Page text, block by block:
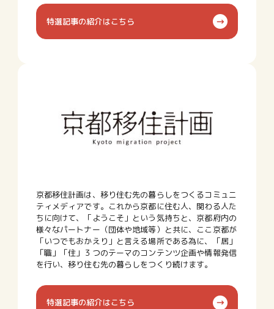
特選記事の紹介はこちら
京都移住計画は、移り住む先の暮らしをつくるコミュニ
ティメディアです。これから京都に住む人、関わる人た
ちに向けて、「ようこそ」という気持ちと、京都府内の
様々なパートナー（団体や地域等）と共に、ここ京都が
「いつでもおかえり」と言える場所である為に、「居」
「職」「住」３つのテーマのコンテンツ企画や情報発信
を行い、移り住む先の暮らしをつくり続けます。
特選記事の紹介はこちら